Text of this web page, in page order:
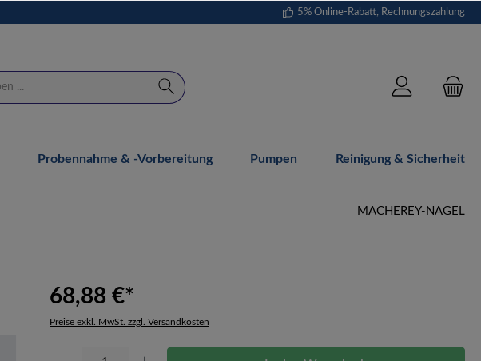
5% Online-Rabatt, Rechnungszahlung
Probennahme & -vorbereitung Pumpen Reinigung & Sicherheit
MACHEREY-NAGEL
68,88 €*
Preise exkl. MwSt. zzgl. Versandkosten
Produkt Anzahl: Gib den gewünschten Wert ein oder benutze die Schaltflächen um die Anzahl zu